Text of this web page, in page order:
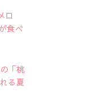
ロ
食べ
「桃
る夏